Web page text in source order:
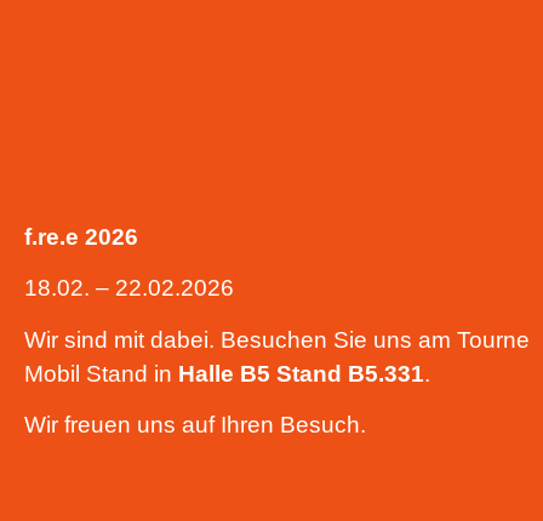
f.re.e 2026
18.02. – 22.02.2026
Wir sind mit dabei. Besuchen Sie uns am Tourne
Mobil Stand in Halle B5 Stand B5.331.
Wir freuen uns auf Ihren Besuch.